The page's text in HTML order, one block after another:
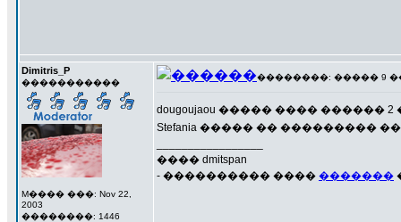
Dimitris_P
�����������
M���� ���: Nov 22,
2003
��������: 1446
��������: ����� 9 ���
dougoujaou ����� ����
Stefania ����� �� ���������
���� dmitspan
- ���������� ���� �������